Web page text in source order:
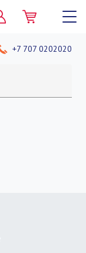
+7 707 0202020